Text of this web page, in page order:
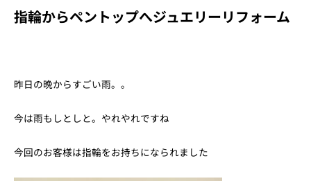
指輪からペントップへジュエリーリフォーム
昨日の晩からすごい雨。。
今は雨もしとしと。やれやれですね
今回のお客様は指輪をお持ちになられました